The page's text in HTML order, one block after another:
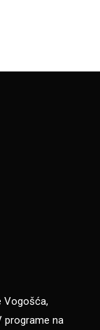
Vogošća,
programe na